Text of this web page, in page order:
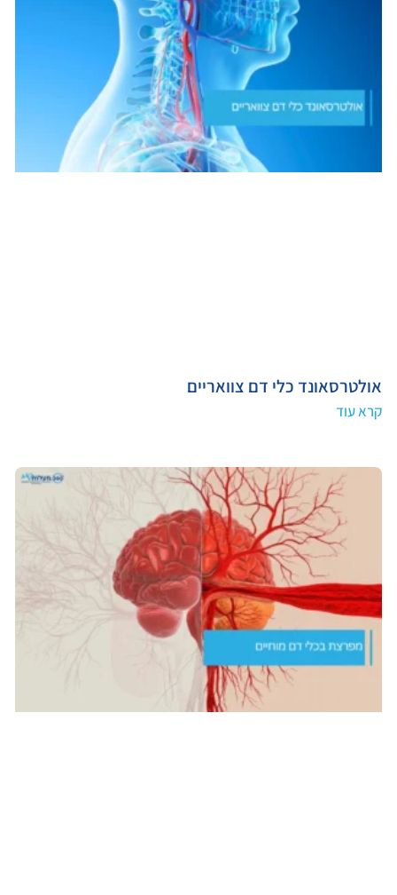
אולטרסאונד כלי דם צוואריים
קרא עוד